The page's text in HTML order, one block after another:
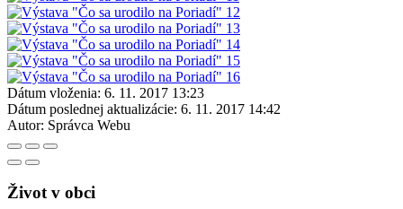
Dátum vloženia: 6. 11. 2017 13:23
Dátum poslednej aktualizácie: 6. 11. 2017 14:42
Autor: Správca Webu
Život v obci